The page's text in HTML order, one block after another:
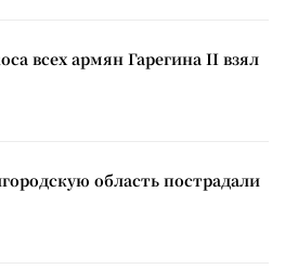
всех армян Гарегина II взял
область пострадали